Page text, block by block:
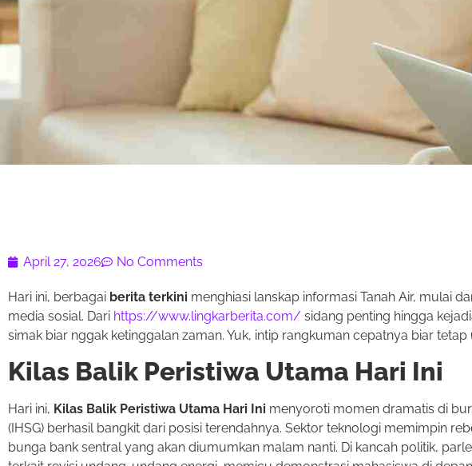
April 27, 2026 No Comments
Hari ini, berbagai berita terkini menghiasi lanskap informasi Tanah Air, mulai
media sosial. Dari https://www.lingkarberita.com/ sidang penting hingga
simak biar nggak ketinggalan zaman. Yuk, intip rangkuman cepatnya biar
Kilas Balik Peristiwa Utama Hari Ini
Hari ini, Kilas Balik Peristiwa Utama Hari Ini menyoroti momen dramatis di
(IHSG) berhasil bangkit dari posisi terendahnya. Sektor teknologi memimpin
bunga bank sentral yang akan diumumkan malam nanti. Di kancah politik,